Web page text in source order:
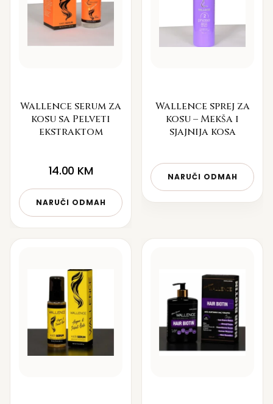
Wallence serum za
kosu sa Pelveti
ekstraktom
14.00 KM
NARUČI ODMAH
Wallence sprej za
kosu – Mekša i
sjajnija kosa
NARUČI ODMAH